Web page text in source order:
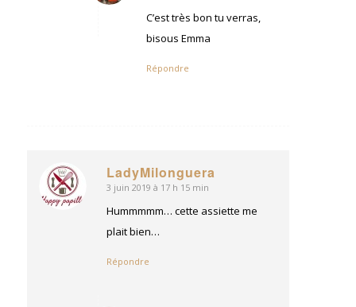
C’est très bon tu verras,
bisous Emma
Répondre
LadyMilonguera
dit
:
3 juin 2019 à 17 h 15 min
Hummmmm… cette assiette me
plait bien…
Répondre